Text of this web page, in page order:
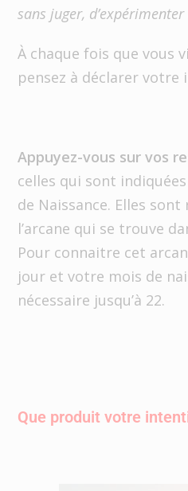
sans juger,
À chaque fois que vous
pensez à déclarer votre
Appuyez-vous sur vos
celles qui sont
de Naissance. Elles
l’arcane qui se trouve
Pour connaitre cet
jour et votre mois de
nécessaire jusqu’à 22.
Que produit votre